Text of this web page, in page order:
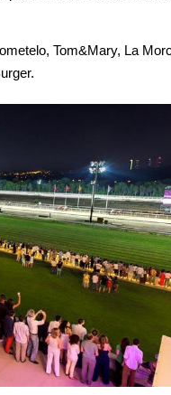
Tom&Mary, La